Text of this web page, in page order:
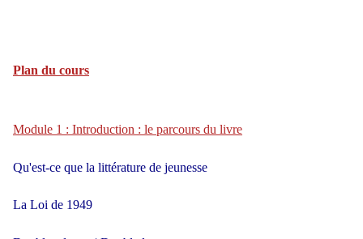
Plan du cours
Module 1 : Introduction : le parcours du livre
Qu'est-ce que la littérature de jeunesse
La Loi de 1949